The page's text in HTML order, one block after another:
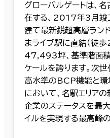
グローバルゲートは、
在する、2017年3月竣
建て最新鋭超高層ラン
まライブ駅に直結（徒
47,493坪、基準階面
ケールを誇ります。次
高水準のBCP機能と環
において、名駅エリア
企業のステータスを最
イルを実現する最高峰